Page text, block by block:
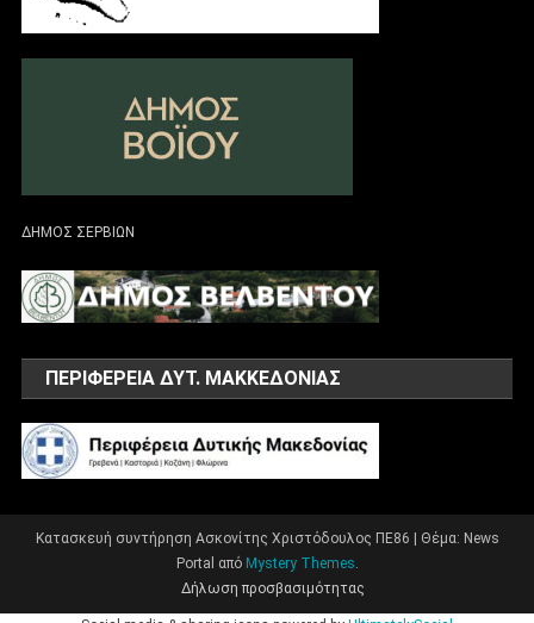
ΔΗΜΟΣ ΣΕΡΒΙΩΝ
ΠΕΡΙΦΕΡΕΙΑ ΔΥΤ. ΜΑΚΚΕΔΟΝΙΑΣ
Κατασκευή συντήρηση Ασκονίτης Χριστόδουλος ΠΕ86
Θέμα: News
Portal από Mystery Themes.
Δήλωση προσβασιμότητας